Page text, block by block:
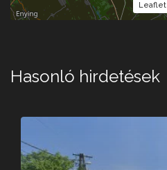
Leaflet
Hasonló hirdetések